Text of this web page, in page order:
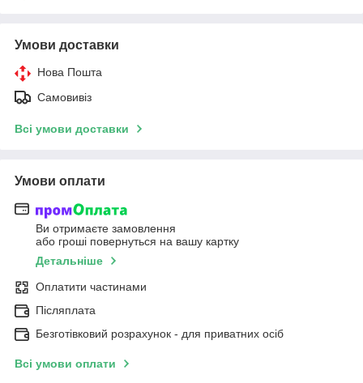
Умови доставки
Нова Пошта
Самовивіз
Всі умови доставки
Умови оплати
Ви отримаєте замовлення
або гроші повернуться на вашу картку
Детальніше
Оплатити частинами
Післяплата
Безготівковий розрахунок - для приватних осіб
Всі умови оплати